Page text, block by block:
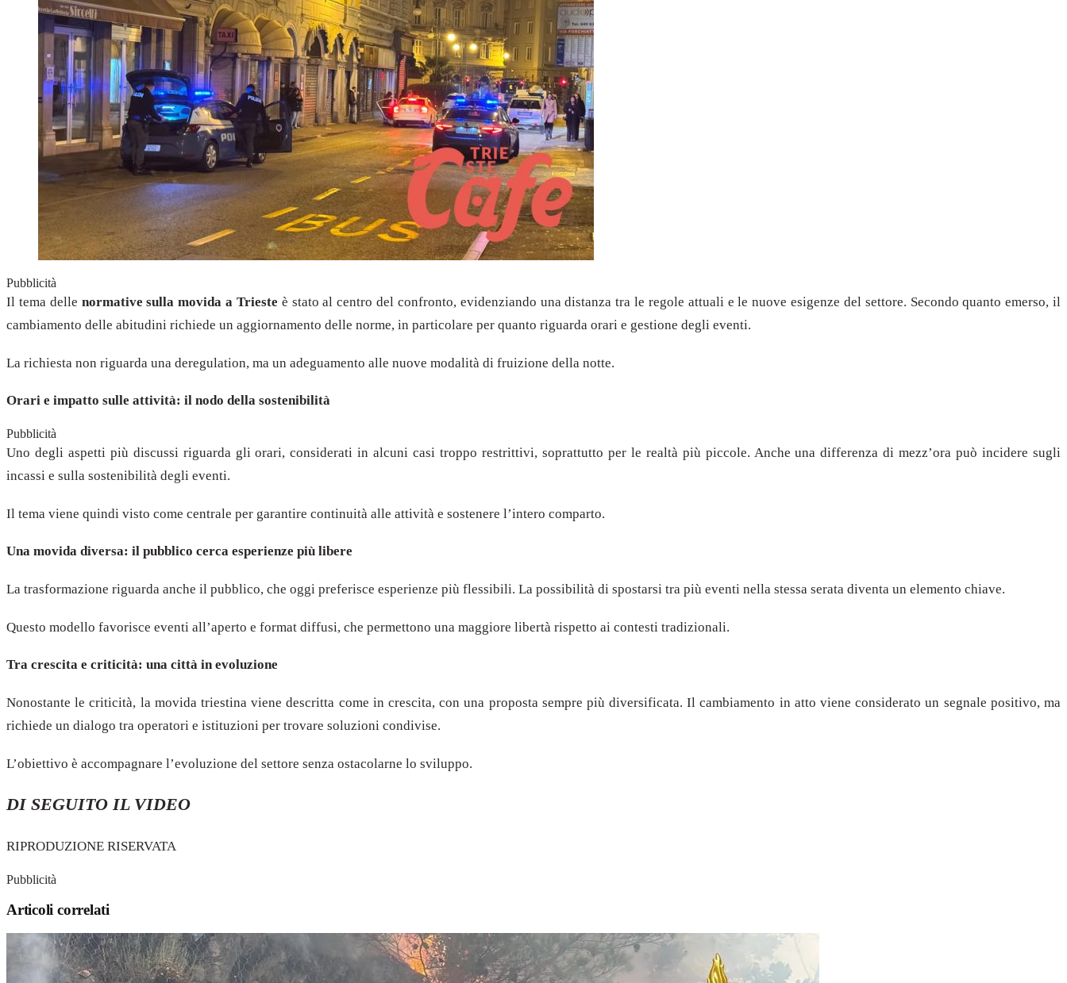
Pubblicità
Il tema delle normative sulla movida a Trieste è stato al centro del confronto, evidenziando una distanza tra le regole attuali e le nuove esigenze del settore. Secondo quanto emerso, il
cambiamento delle abitudini richiede un aggiornamento delle norme, in particolare per quanto riguarda orari e gestione degli eventi.
La richiesta non riguarda una deregulation, ma un adeguamento alle nuove modalità di fruizione della notte.
Orari e impatto sulle attività: il nodo della sostenibilità
Pubblicità
Uno degli aspetti più discussi riguarda gli orari, considerati in alcuni casi troppo restrittivi, soprattutto per le realtà più piccole. Anche una differenza di mezz’ora può incidere sugli
incassi e sulla sostenibilità degli eventi.
Il tema viene quindi visto come centrale per garantire continuità alle attività e sostenere l’intero comparto.
Una movida diversa: il pubblico cerca esperienze più libere
La trasformazione riguarda anche il pubblico, che oggi preferisce esperienze più flessibili. La possibilità di spostarsi tra più eventi nella stessa serata diventa un elemento chiave.
Questo modello favorisce eventi all’aperto e format diffusi, che permettono una maggiore libertà rispetto ai contesti tradizionali.
Tra crescita e criticità: una città in evoluzione
Nonostante le criticità, la movida triestina viene descritta come in crescita, con una proposta sempre più diversificata. Il cambiamento in atto viene considerato un segnale positivo, ma
richiede un dialogo tra operatori e istituzioni per trovare soluzioni condivise.
L’obiettivo è accompagnare l’evoluzione del settore senza ostacolarne lo sviluppo.
DI SEGUITO IL VIDEO
RIPRODUZIONE RISERVATA
Pubblicità
Articoli correlati